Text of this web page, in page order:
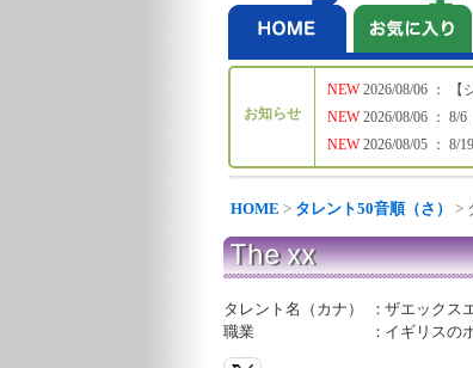
お知らせ
NEW
NEW
NEW
2026/08/06 ：
2026/08/06 ： 8/
2026/08/05 ： 8/
HOME > タレント50音順（さ） >
The xx
タレント名（カナ） ：ザエックス
職業
： イギリスの